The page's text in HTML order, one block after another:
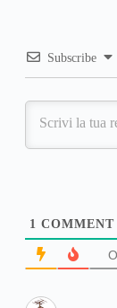
Subscribe
1 COMMENT